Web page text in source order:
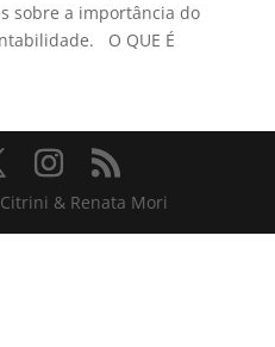
sobre a importância do
O QUE É
& Renata Mori